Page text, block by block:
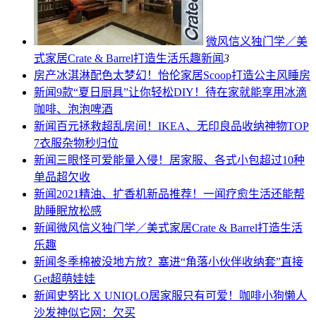
微风信义独门学／美
式家居Crate & Barrel打造生活乐趣新闻3
房产冰淇淋配色太梦幻！怡伦家居Scoop打造公主风睡房
新闻9款“夏日厨具”让你轻松DIY！待在家就能享用冰滴
咖啡、泡泡啤酒
新闻 百元拯救超乱房间！IKEA、无印良品收纳神物TOP
7衣服杂物秒归位
新闻 三眼怪可爱能量入侵！居家服、各式小包超过10种
单品超欠收
新闻2021精油、扩香机新品推荐！一闻疗愈生活还能帮
助睡眠放松感
新闻微风信义独门学／美式家居Crate & Barrel打造生活
乐趣
新闻 冬季棉被没地方放？塞进“角落小伙伴收纳套”直接
Get超萌娃娃
新闻 史努比 X UNIQLO居家服只有可爱！咖啡小狗懒人
沙发神似它网：欠买